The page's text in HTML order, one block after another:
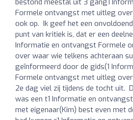
Formele ontvangst met uitleg
ook op. Ik geef het een
punt van kritiek is, dat er een
Informatie en ontvangst Formele
over waar wie telkens achteraan
geïnformeerd door de gids(1
Formele ontvangst met uitleg over
2e dag viel zij tijdens de tocht uit.
was een t1 Informatie en
met eigenaar(Kim) best even met